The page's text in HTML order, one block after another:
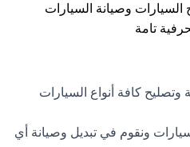
السيارات وصيانة السيارات
تامة
وتصليح كافة أنواع السيارات
ونقوم في تبديل وصيانة أي